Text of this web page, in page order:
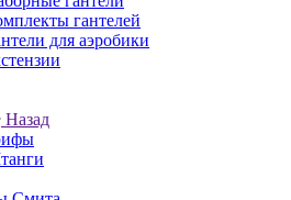
гантелей
для аэробики
Назад